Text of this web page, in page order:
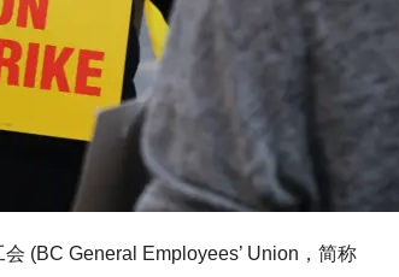
(BC General Employees’ Union，简称